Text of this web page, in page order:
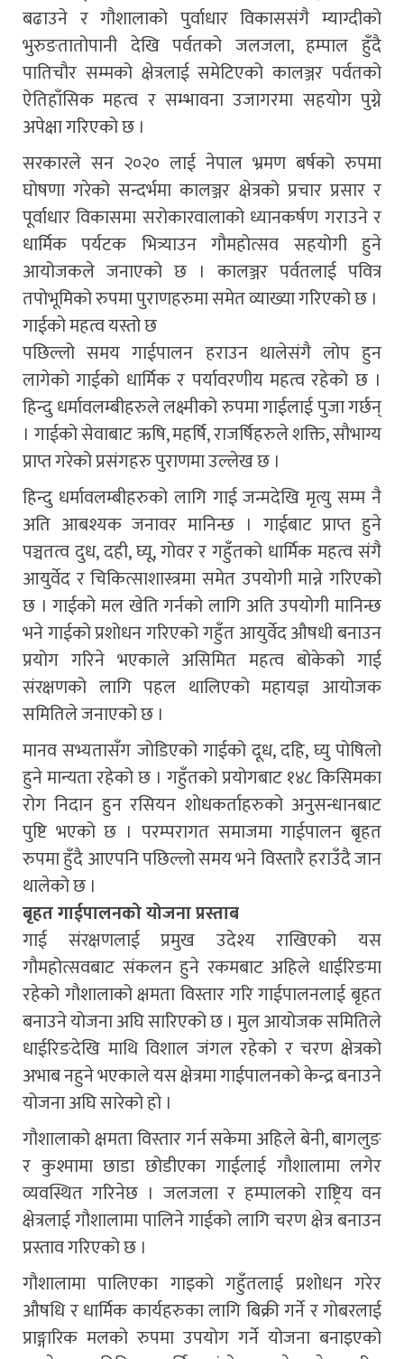
बढाउने र गौशालाको पुर्वाधार विकाससंगै म्याग्दीको
भुरुङतातोपानी देखि पर्वतको जलजला, हम्पाल हुँदै
पातिचौर सम्मको क्षेत्रलाई समेटिएको कालञ्जर पर्वतको
ऐतिहाँसिक महत्व र सम्भावना उजागरमा सहयोग पुग्ने
अपेक्षा गरिएको छ ।
सरकारले सन २०२० लाई नेपाल भ्रमण बर्षको रुपमा
घोषणा गरेको सन्दर्भमा कालञ्जर क्षेत्रको प्रचार प्रसार र
पूर्वाधार विकासमा सरोकारवालाको ध्यानकर्षण गराउने र
धार्मिक पर्यटक भित्र्याउन गौमहोत्सव सहयोगी हुने
आयोजकले जनाएको छ । कालञ्जर पर्वतलाई पवित्र
तपोभूमिको रुपमा पुराणहरुमा समेत व्याख्या गरिएको छ ।
गाईको महत्व यस्तो छ
पछिल्लो समय गाईपालन हराउन थालेसंगै लोप हुन
लागेको गाईको धार्मिक र पर्यावरणीय महत्व रहेको छ ।
हिन्दु धर्मावलम्बीहरुले लक्ष्मीको रुपमा गाईलाई पुजा गर्छन्
। गाईको सेवाबाट ऋषि, महर्षि, राजर्षिहरुले शक्ति, सौभाग्य
प्राप्त गरेको प्रसंगहरु पुराणमा उल्लेख छ ।
हिन्दु धर्मावलम्बीहरुको लागि गाई जन्मदेखि मृत्यु सम्म नै
अति आबश्यक जनावर मानिन्छ । गाईबाट प्राप्त हुने
पञ्चतत्व दुध, दही, घ्यू, गोवर र गहुँतको धार्मिक महत्व संगै
आयुर्वेद र चिकित्साशास्त्रमा समेत उपयोगी मान्ने गरिएको
छ । गाईको मल खेति गर्नको लागि अति उपयोगी मानिन्छ
भने गाईको प्रशोधन गरिएको गहुँत आयुर्वेद औषधी बनाउन
प्रयोग गरिने भएकाले असिमित महत्व बोकेको गाई
संरक्षणको लागि पहल थालिएको महायज्ञ आयोजक
समितिले जनाएको छ ।
मानव सभ्यतासँग जोडिएको गाईको दूध, दहि, घ्यु पोषिलो
हुने मान्यता रहेको छ । गहुँतको प्रयोगबाट १४८ किसिमका
रोग निदान हुन रसियन शोधकर्ताहरुको अनुसन्धानबाट
पुष्टि भएको छ । परम्परागत समाजमा गाईपालन बृहत
रुपमा हुँदै आएपनि पछिल्लो समय भने विस्तारै हराउँदै जान
थालेको छ ।
बृहत गाईपालनको योजना प्रस्ताब
गाई संरक्षणलाई प्रमुख उदेश्य राखिएको यस
गौमहोत्सवबाट संकलन हुने रकमबाट अहिले धाईरिङमा
रहेको गौशालाको क्षमता विस्तार गरि गाईपालनलाई बृहत
बनाउने योजना अघि सारिएको छ । मुल आयोजक समितिले
धाईरिङदेखि माथि विशाल जंगल रहेको र चरण क्षेत्रको
अभाब नहुने भएकाले यस क्षेत्रमा गाईपालनको केन्द्र बनाउने
योजना अघि सारेको हो ।
गौशालाको क्षमता विस्तार गर्न सकेमा अहिले बेनी, बागलुङ
र कुश्मामा छाडा छोडीएका गाईलाई गौशालामा लगेर
व्यवस्थित गरिनेछ । जलजला र हम्पालको राष्ट्रिय वन
क्षेत्रलाई गौशालामा पालिने गाईको लागि चरण क्षेत्र बनाउन
प्रस्ताव गरिएको छ ।
गौशालामा पालिएका गाइको गहुँतलाई प्रशोधन गरेर
औषधि र धार्मिक कार्यहरुका लागि बिक्री गर्ने र गोबरलाई
प्राङ्गारिक मलको रुपमा उपयोग गर्ने योजना बनाइएको